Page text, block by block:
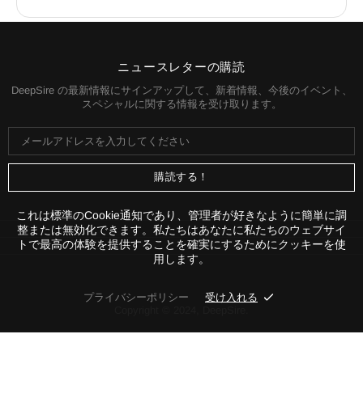
配送料は、お客様の所在地およびご注文の商品に
に、必ず配送料をご確認いただけます。
ニュースレターの購読
DeepSire の最新情報にサインアップして、新着情報、今後のイベント、
スペシャルに関する情報を受け取ります。
これは標準のCookie通知であり、管理者が好きなように簡単に調
整または無効化できます。私たちはあなたに私たちのウェブサイ
トで最高の体験を提供することを確実にするためにクッキーを使
用します。
プライバシーポリシー 受け入れる